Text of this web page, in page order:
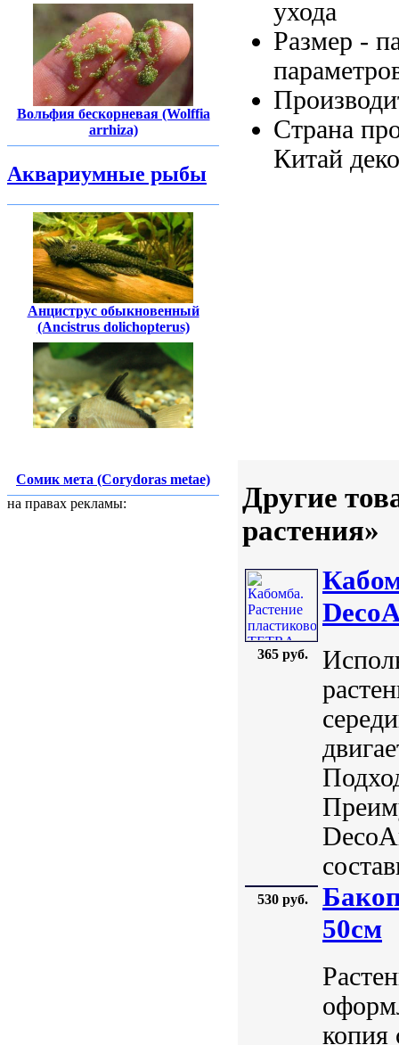
Вольфия бескорневая (Wolffia
arrhiza)
Аквариумные рыбы
Анциструс обыкновенный
(Ancistrus dolichopterus)
Сомик мета (Corydoras metae)
на правах рекламы:
ухода
Размер -
Страна
Китай
Другие
растения»
365 руб.
530 руб.
50см
копия